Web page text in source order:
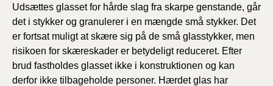
Udsættes glasset for hårde slag fra skarpe genstande, går
det i stykker og granulerer i en mængde små stykker. Det
er fortsat muligt at skære sig på de små glasstykker, men
risikoen for skæreskader er betydeligt reduceret. Efter
brud fastholdes glasset ikke i konstruktionen og kan
derfor ikke tilbageholde personer. Hærdet glas har